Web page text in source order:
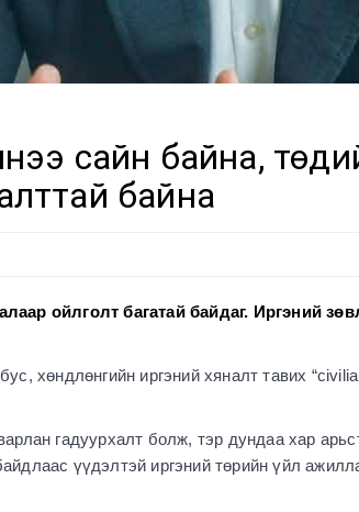
сайн байна,
байна
ойлголт багатай байдаг. Иргэний
хөндлөнгийн иргэний хяналт тавих
гадуурхалт болж, тэр дундаа хар
үүдэлтэй иргэний төрийн үйл